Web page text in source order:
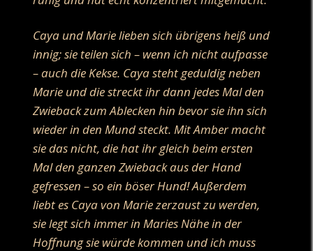
Caya und Marie lieben sich übrigens heiß und
innig; sie teilen sich – wenn ich nicht aufpasse
– auch die Kekse. Caya steht geduldig neben
Marie und die streckt ihr dann jedes Mal den
Zwieback zum Ablecken hin bevor sie ihn sich
wieder in den Mund steckt. Mit Amber macht
sie das nicht, die hat ihr gleich beim ersten
Mal den ganzen Zwieback aus der Hand
gefressen – so ein böser Hund! Außerdem
liebt es Caya von Marie zerzaust zu werden,
sie legt sich immer in Maries Nähe in der
Hoffnung sie würde kommen und ich muss